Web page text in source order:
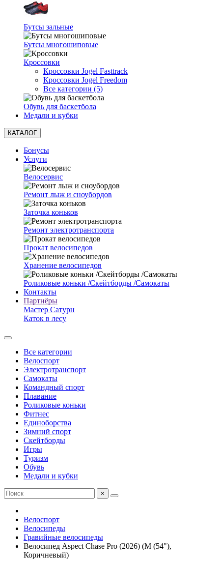
Бутсы зальные
Бутсы многошиповые
Кроссовки
Кроссовки Jogel Fasttrack
Кроссовки Jogel Freedom
Все категории (5)
Обувь для баскетбола
Медали и кубки
КАТАЛОГ
Бонусы
Услуги
Велосервис
Ремонт лыж и сноубордов
Заточка коньков
Ремонт электротранспорта
Прокат велосипедов
Хранение велосипедов
Роликовые коньки /Скейтборды /Самокаты
Контакты
Партнёры
Мастер Сатурн
Каток в лесу
Все категории
Велоспорт
Электротранспорт
Самокаты
Командный спорт
Плавание
Роликовые коньки
Фитнес
Единоборства
Зимний спорт
Скейтборды
Игры
Туризм
Обувь
Медали и кубки
×
Велоспорт
Велосипеды
Гравийные велосипеды
Велосипед Aspect Chase Pro (2026) (M (54"),
Коричневый)